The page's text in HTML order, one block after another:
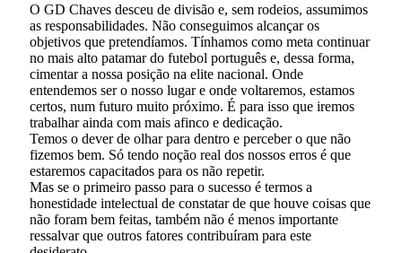
O GD Chaves desceu de divisão e, sem rodeios, assumimos
as responsabilidades. Não conseguimos alcançar os
objetivos que pretendíamos. Tínhamos como meta continuar
no mais alto patamar do futebol português e, dessa forma,
cimentar a nossa posição na elite nacional. Onde
entendemos ser o nosso lugar e onde voltaremos, estamos
certos, num futuro muito próximo. É para isso que iremos
trabalhar ainda com mais afinco e dedicação.
Temos o dever de olhar para dentro e perceber o que não
fizemos bem. Só tendo noção real dos nossos erros é que
estaremos capacitados para os não repetir.
Mas se o primeiro passo para o sucesso é termos a
honestidade intelectual de constatar de que houve coisas que
não foram bem feitas, também não é menos importante
ressalvar que outros fatores contribuíram para este